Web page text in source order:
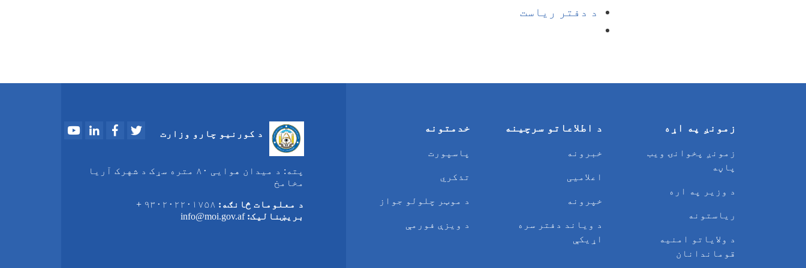
د دفتر ریاست
زمونږ په اړه
زمونږ پخوانۍ ویب
پاڼه
د وزیر په اره
ریاستونه
د ولایاتو امنیه
قوماندانان
د اطلاعاتو سرچینه
خبرونه
اعلامیی
خپرونه
د وياند دفتر سره
اړیکې
خدمتونه
پاسپورت
تذکري
د موټر چلولو جواز
د ویزې فورمې
د کورنیو چارو وزارت
YoutubeLinkedInFacebook
پته:
د میدان هوایی ۸۰ متره سړک د شهرک آریا
مخامخ
د معلومات څانګه: ۹۳۰۲۰۲۲۰۱۷۵۸ +
بریښنالیک:info@moi.gov.af